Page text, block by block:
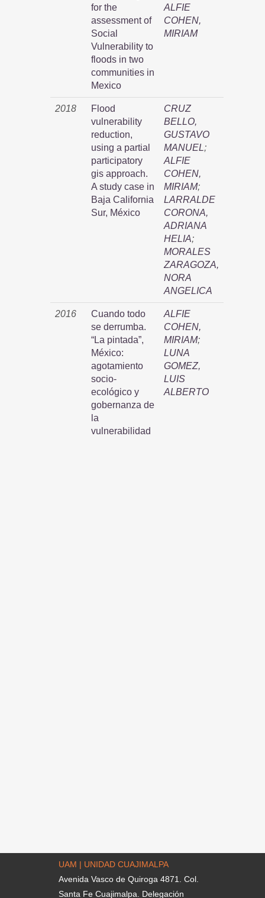
for the
assessment of
Social
Vulnerability to
floods in two
communities in
Mexico
ALFIE
COHEN,
MIRIAM
2018
Flood
vulnerability
reduction,
using a partial
participatory
gis approach.
A study case in
Baja California
Sur, México
CRUZ
BELLO,
GUSTAVO
MANUEL;
ALFIE
COHEN,
MIRIAM;
LARRALDE
CORONA,
ADRIANA
HELIA;
MORALES
ZARAGOZA,
NORA
ANGELICA
2016
Cuando todo
se derrumba.
“La pintada”,
México:
agotamiento
socio-
ecológico y
gobernanza de
la
vulnerabilidad
ALFIE
COHEN,
MIRIAM;
LUNA
GOMEZ,
LUIS
ALBERTO
UAM | UNIDAD CUAJIMALPA
Avenida Vasco de Quiroga 4871. Col.
Santa Fe Cuajimalpa. Delegación